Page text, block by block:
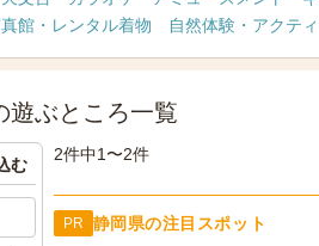
館・レンタル着物 自然体験・アクテ
遊ぶところ一覧
2件中1〜2件
PR 静岡県の注目スポット
む